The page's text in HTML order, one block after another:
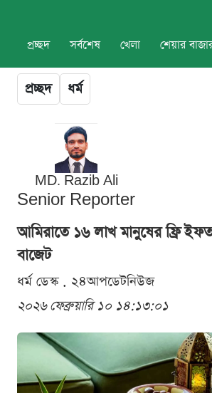
প্রচ্ছদ সর্বশেষ খেলা শেয়ার
প্রচ্ছদ ধর্ম
MD. Razib Ali
Senior Reporter
আমিরাতে ১৬ লাখ মানুষের ফ্রি
বাজেট
ধর্ম ডেস্ক . ২৪আপডেটনিউজ
২০২৬ ফেব্রুয়ারি ১০ ১৪:১৩:০১